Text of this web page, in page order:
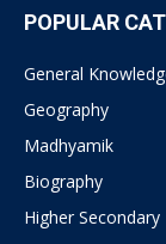
POPULAR
General
Geography
Madhyamik
Biography
Higher Secondary